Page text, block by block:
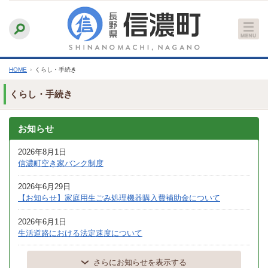
文
へ
ふりがなをつける
文字サイズ
縮小 標準 拡大
HOME › くらし・手続き
くらし・手続き
お知らせ
2026年8月1日
信濃町空き家バンク制度
2026年6月29日
【お知らせ】家庭用生ごみ処理機器購入費補助金について
2026年6月1日
生活道路における法定速度について
さらにお知らせを表示する